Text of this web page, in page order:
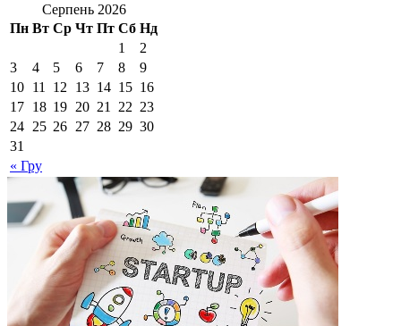
Серпень 2026
Пн Вт Ср Чт Пт Сб Нд
« Гру
1
2
3
4 5 6 7 8
9
10 11 12 13 14 15 16
17 18 19 20 21 22 23
24 25 26 27 28 29 30
31